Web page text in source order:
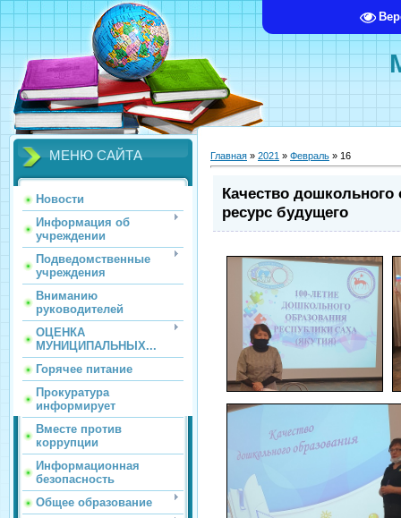
МЕНЮ САЙТА
Новости
Информация об
учреждении
Подведомственные
учреждения
Вниманию
руководителей
ОЦЕНКА
МУНИЦИПАЛЬНЫХ...
Горячее питание
Прокуратура
информирует
Вместе против
коррупции
Информационная
безопасность
Общее образование
Главная » 2021 » Февраль » 16
Качество дошкольного
ресурс будущего